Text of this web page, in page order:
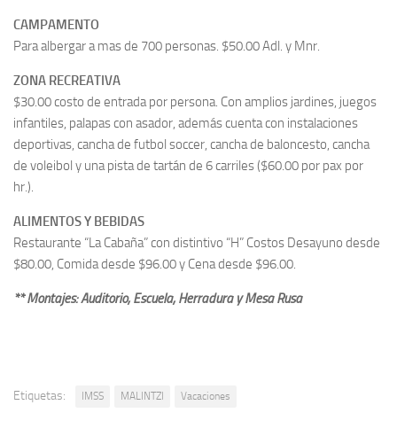
CAMPAMENTO
Para albergar a mas de 700 personas. $50.00 Adl. y Mnr.
ZONA RECREATIVA
$30.00 costo de entrada por persona. Con amplios jardines, juegos
infantiles, palapas con asador, además cuenta con instalaciones
deportivas, cancha de futbol soccer, cancha de baloncesto, cancha
de voleibol y una pista de tartán de 6 carriles ($60.00 por pax por
hr.).
ALIMENTOS Y BEBIDAS
Restaurante “La Cabaña” con distintivo “H” Costos Desayuno desde
$80.00, Comida desde $96.00 y Cena desde $96.00.
** Montajes: Auditorio, Escuela, Herradura y Mesa Rusa
Etiquetas: IMSS MALINTZI Vacaciones